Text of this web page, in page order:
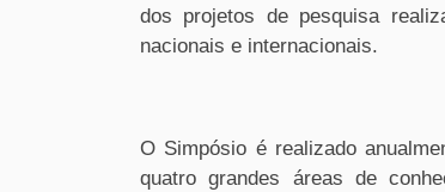
dos projetos de pesquisa
nacionais e internacionais.
O Simpósio é realizado
quatro grandes áreas de